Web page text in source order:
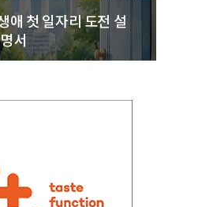
첫 일자리 도전 설
명서